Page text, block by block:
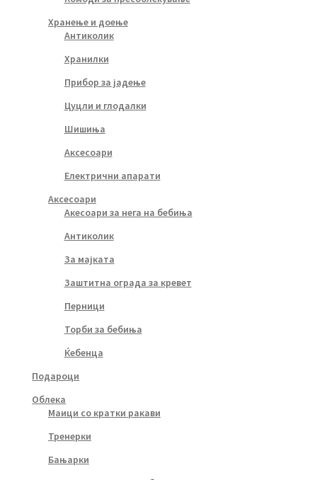
Хранење и доење
Антиколик
Хранилки
Прибор за јадење
Цуцли и глодалки
Шишиња
Аксесоари
Електрични апарати
Аксесоари
Акесоари за нега на бебиња
Антиколик
За мајката
Заштитна ограда за кревет
Перници
Торби за бебиња
Ќебенца
Подароци
Облека
Маици со кратки ракави
Тренерки
Бањарки